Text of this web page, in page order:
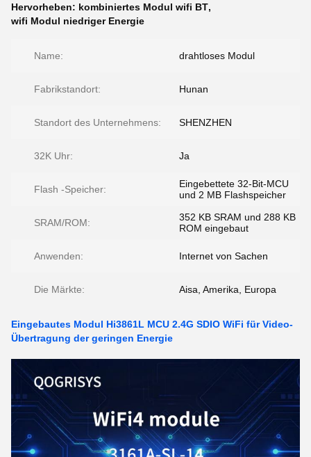
Hervorheben: kombiniertes Modul wifi BT,
wifi Modul niedriger Energie
Name: drahtloses Modul
Fabrikstandort: Hunan
Standort des Unternehmens: SHENZHEN
32K Uhr: Ja
Flash -Speicher:
Eingebettete 32-Bit-MCU
und 2 MB Flashspeicher
SRAM/ROM:
352 KB SRAM und 288 KB
ROM eingebaut
Anwenden: Internet von Sachen
Die Märkte: Aisa, Amerika, Europa
Eingebautes Modul Hi3861L MCU 2.4G SDIO WiFi für Video-
Übertragung der geringen Energie